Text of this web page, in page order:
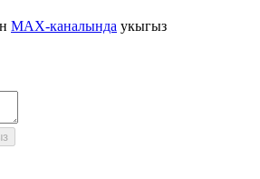
MAX-каналында укыгыз